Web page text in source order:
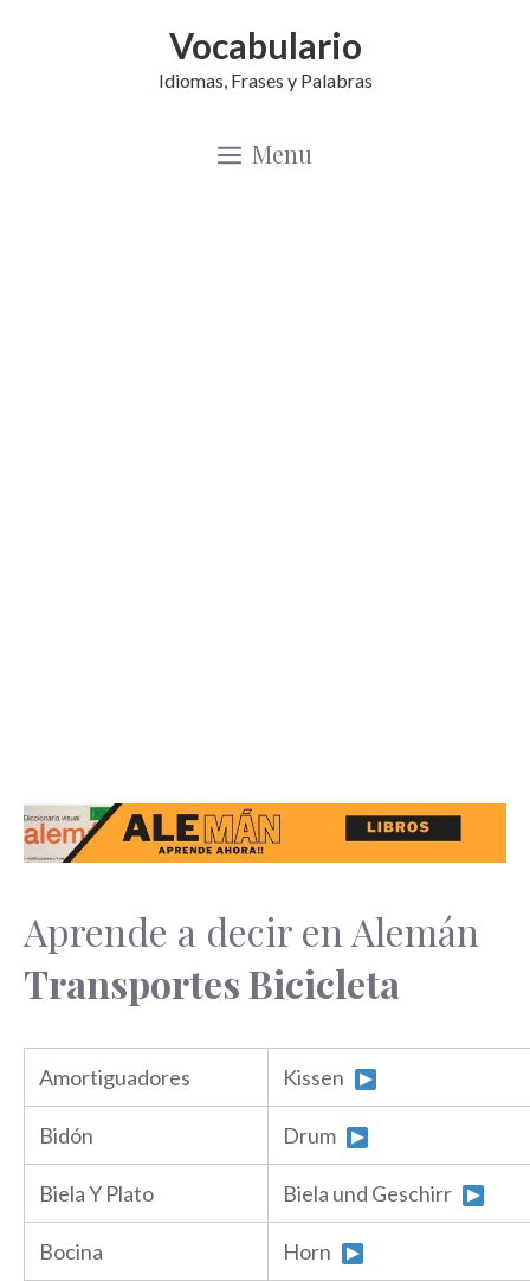
Vocabulario
Idiomas, Frases y Palabras
Menu
Aprende a decir en Alemán
Transportes Bicicleta
Amortiguadores Kissen
Bidón Drum
Biela Y Plato Biela und Geschirr
Bocina Horn